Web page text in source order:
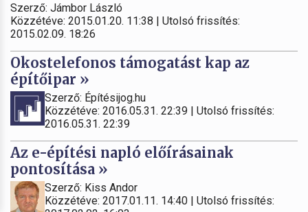
Szerző: Jámbor László
Közzétéve: 2015.01.20. 11:38 | Utolsó frissítés:
2015.02.09. 18:26
Okostelefonos támogatást kap az
építőipar »
Szerző: Építésijog.hu
Közzétéve: 2016.05.31. 22:39 | Utolsó frissítés:
2016.05.31. 22:39
Az e-építési napló előírásainak
pontosítása »
Szerző: Kiss Andor
Közzétéve: 2017.01.11. 14:40 | Utolsó frissítés: